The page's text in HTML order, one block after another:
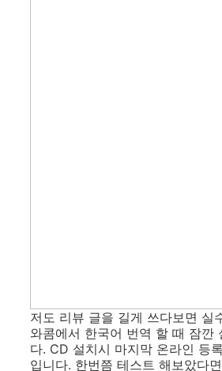
저도 리뷰 글을 길게 쓰다보면 실
와콤에서 한국어 번역 할 때 잠깐
다. CD 설치시 마지막 온라인 등
입니다. 한번쯤 테스트 해보았다